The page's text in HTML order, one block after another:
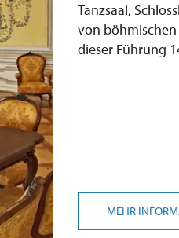
Tanzsaal,
von
dieser Führung
MEHR